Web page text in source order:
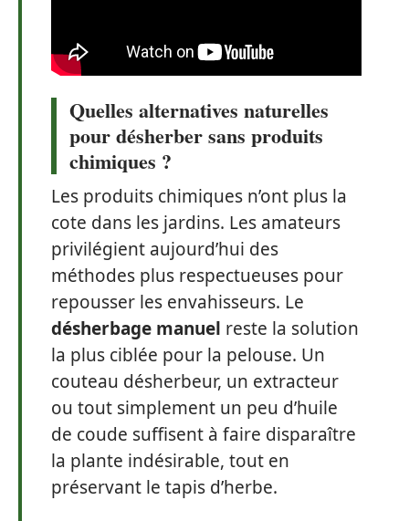
Quelles alternatives naturelles
pour désherber sans produits
chimiques ?
Les produits chimiques n’ont plus la
cote dans les jardins. Les amateurs
privilégient aujourd’hui des
méthodes plus respectueuses pour
repousser les envahisseurs. Le
désherbage manuel reste la solution
la plus ciblée pour la pelouse. Un
couteau désherbeur, un extracteur
ou tout simplement un peu d’huile
de coude suffisent à faire disparaître
la plante indésirable, tout en
préservant le tapis d’herbe.